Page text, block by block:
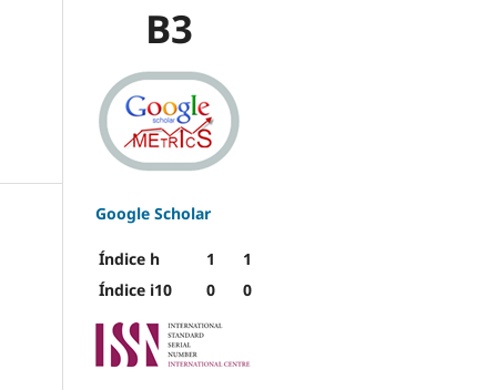
B3
Google Scholar
Índice h 1
1
Índice i10
0 0